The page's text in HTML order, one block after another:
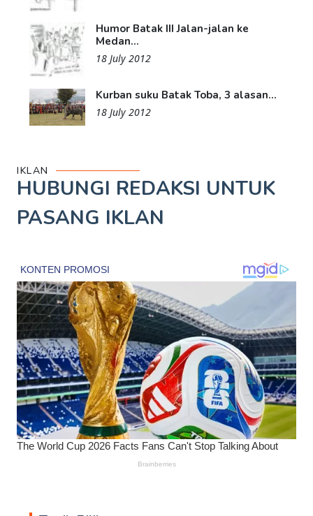
Humor Batak III Jalan-jalan ke
Medan...
18 July 2012
Kurban suku Batak Toba, 3 alasan...
18 July 2012
IKLAN
HUBUNGI REDAKSI UNTUK
PASANG IKLAN